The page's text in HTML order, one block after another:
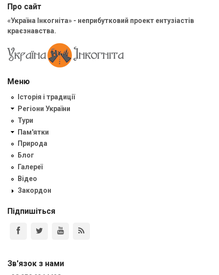
Про сайт
«Україна Інкогніта» - неприбутковий проект ентузіастів
краєзнавства.
Меню
Історія і традиції
Регіони України
Тури
Пам'ятки
Природа
Блог
Галереї
Відео
Закордон
Підпишіться
Зв'язок з нами